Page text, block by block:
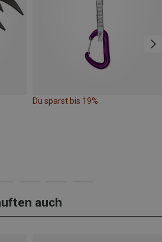
Du sparst bis 19%
auch